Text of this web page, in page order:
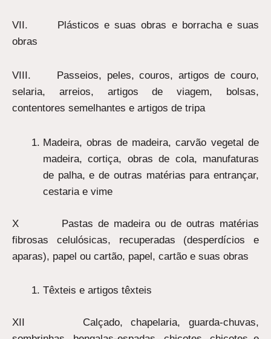
VII. Plásticos e suas obras e borracha e suas
obras
VIII. Passeios, peles, couros, artigos de couro,
selaria, arreios, artigos de viagem, bolsas,
contentores semelhantes e artigos de tripa
Madeira, obras de madeira, carvão vegetal de
madeira, cortiça, obras de cola, manufaturas
de palha, e de outras matérias para entrançar,
cestaria e vime
X Pastas de madeira ou de outras matérias
fibrosas celulósicas, recuperadas (desperdícios e
aparas), papel ou cartão, papel, cartão e suas obras
Têxteis e artigos têxteis
XII Calçado, chapelaria, guarda-chuvas,